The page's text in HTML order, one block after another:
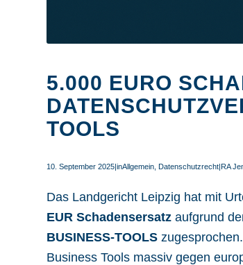
5.000 EURO
OOLS
10. September 2025|inAllgemein Datenschutzrecht|RA
Das Landgericht Leipzig hat mit
EUR Schadensersatz aufgrund
BUSINESS-TOOLS
Business Tools massiv gegen